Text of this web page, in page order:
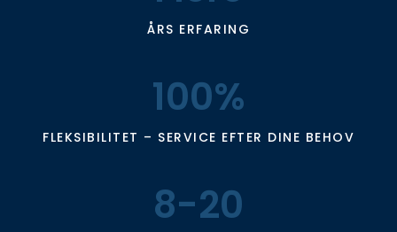
ÅRS ERFARING
100%
FLEKSIBILITET – SERVICE EFTER DINE BEHOV
8-20